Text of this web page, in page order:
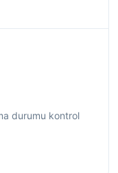
durumu kontrol